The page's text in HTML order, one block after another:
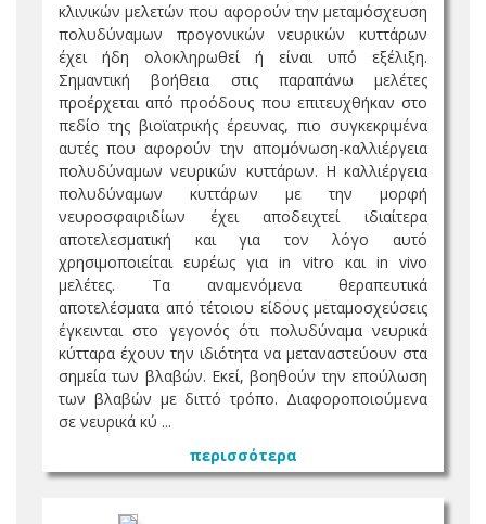
κλινικών μελετών που αφορούν την μεταμόσχευση
πολυδύναμων προγονικών νευρικών κυττάρων
έχει ήδη ολοκληρωθεί ή είναι υπό εξέλιξη.
Σημαντική βοήθεια στις παραπάνω μελέτες
προέρχεται από προόδους που επιτευχθήκαν στο
πεδίο της βιοϊατρικής έρευνας, πιο συγκεκριμένα
αυτές που αφορούν την απομόνωση-καλλιέργεια
πολυδύναμων νευρικών κυττάρων. Η καλλιέργεια
πολυδύναμων κυττάρων με την μορφή
νευροσφαιριδίων έχει αποδειχτεί ιδιαίτερα
αποτελεσματική και για τον λόγο αυτό
χρησιμοποιείται ευρέως για in vitro και in vivo
μελέτες. Τα αναμενόμενα θεραπευτικά
αποτελέσματα από τέτοιου είδους μεταμοσχεύσεις
έγκεινται στο γεγονός ότι πολυδύναμα νευρικά
κύτταρα έχουν την ιδιότητα να μεταναστεύουν στα
σημεία των βλαβών. Εκεί, βοηθούν την επούλωση
των βλαβών με διττό τρόπο. Διαφοροποιούμενα
σε νευρικά κύ ...
περισσότερα